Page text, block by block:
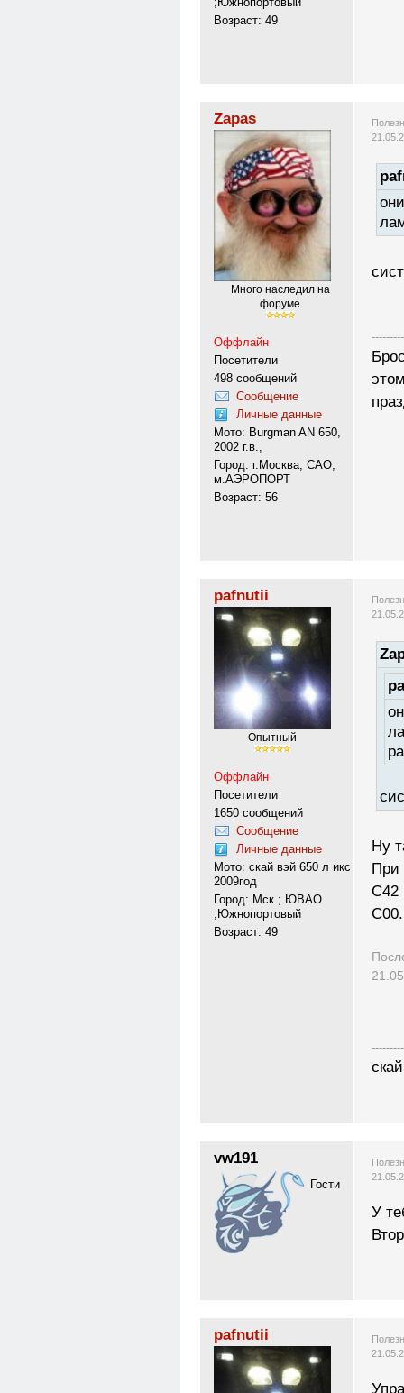
Возраст: 49
Zapas
Много наследил на
форуме
Оффлайн
Посетители
498 сообщений
Сообщение
Личные данные
Мото: Burgman AN 650,
2002 г.в.,
Город: г.Москва, САО,
м.АЭРОПОРТ
Возраст: 56
pafnutii
Опытный
Оффлайн
Посетители
1650 сообщений
Сообщение
Личные данные
Мото: скай вэй 650 л икс
2009год
Город: Мск ; ЮВАО
;Южнопортовый
Возраст: 49
Ну
При
С42
vw191
Гости
У
pafnutii